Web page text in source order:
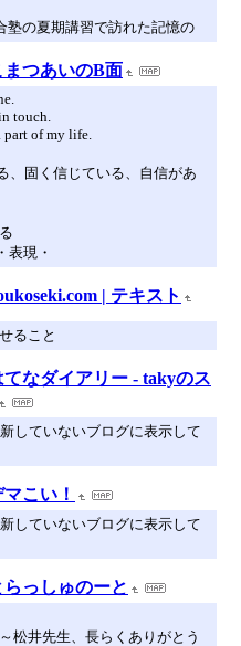
塾の夏期講習で訪れた記憶の
まつあいのB面
touch.
of my life.
、固く信じている、自信があ
表現・
| テキスト
ること
てなダイアリー - takyのス
していないブログに表示して
マこい！
していないブログに表示して
らっしゅのーと
松井先生、長らくありがとう